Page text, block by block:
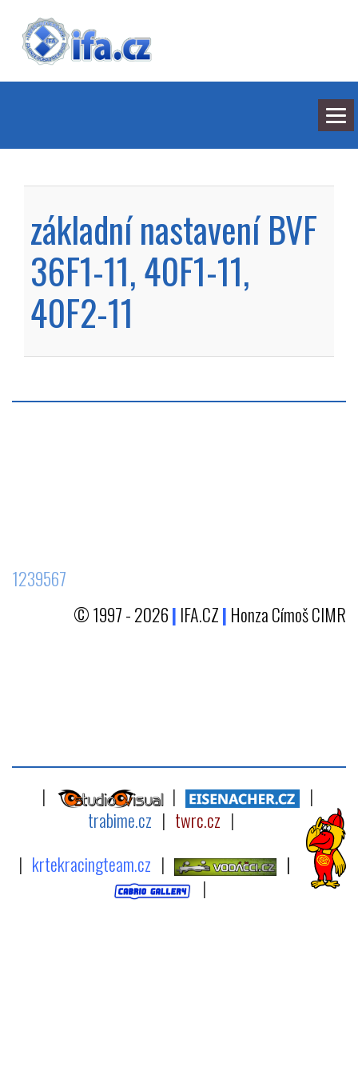
BARVY
SEDMILHÁŘI
ARCHIV
KONTAKT
základní nastavení BVF
36F1-11, 40F1-11,
40F2-11
1239567
© 1997 - 2026| IFA.CZ| Honza Címoš CIMR
| |
|
trabime.cz | twrc.cz |
| krtekracingteam.cz |
|
|